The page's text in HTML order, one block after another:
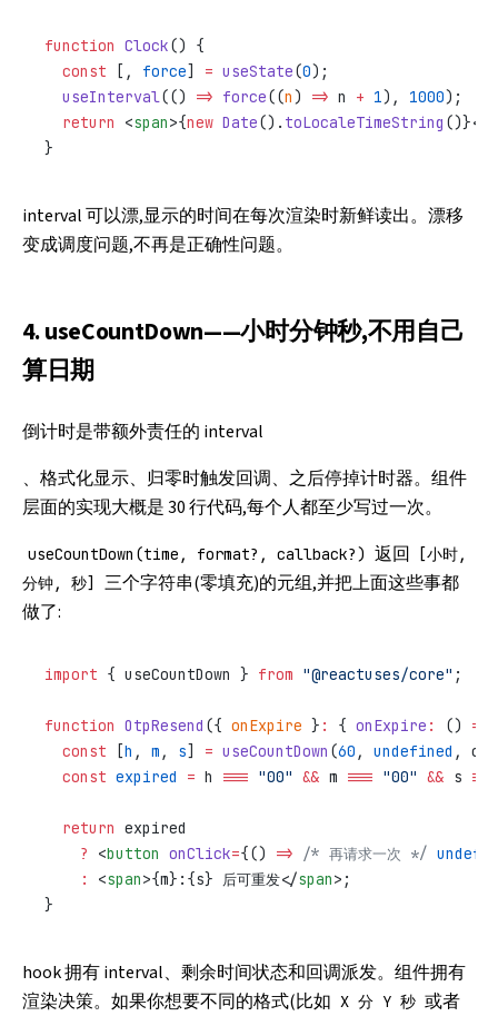
function Clock() {
  const
[, force] = useState(0);
  useInterval
(() => force((n) => n + 1), 1000);
  return
<span>{new Date(). toLocaleTimeString ()}</
}
interval 可以漂,显示的时间在每次渲染时新鲜读出。漂移
变成调度问题,不再是正确性问题。
4. useCountDown——小时分钟秒,不用自己
算日期
倒计时是带额外责任的 interval
、格式化显示、归零时触发回调、之后停掉计时器。组件
层面的实现大概是 30 行代码,每个人都至少写过一次。
useCountDown(time, format?, callback?) 返回
[小时,
分钟, 秒]
三个字符串(零填充)的元组,并把上面这些事都
做了:
import { useCountDown } from "@reactuses/core" ;
function OtpResend ({ onExpire } : { onExpire : () =>
  const
[h , m , s] = useCountDown (60 , undefined ,
  const
expired = h === "00" && m === "00" && s ===
  return
expired
    ?
<button onClick={() => /* 再请求一次 */
    :
<span>{m}:{s} 后可重发</span>;
}
hook 拥有 interval、剩余时间状态和回调派发。组件拥有
渲染决策。如果你想要不同的格式(比如 X 分 Y 秒 或者